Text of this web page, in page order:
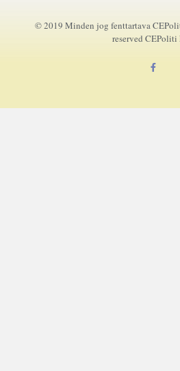
© 2019 Minden jog fenttartava
reserved